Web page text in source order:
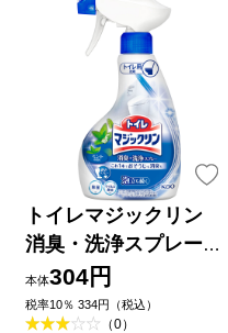
トイレマジックリン
消臭・洗浄スプレー
ミントの香り 本体 ３
５０ｍｌ 花王
本体304円
税率10％ 334円（税込）
（0）